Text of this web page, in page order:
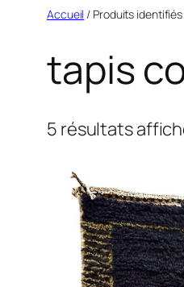
contenu
Accueil / Produits
tapis
5 résultats